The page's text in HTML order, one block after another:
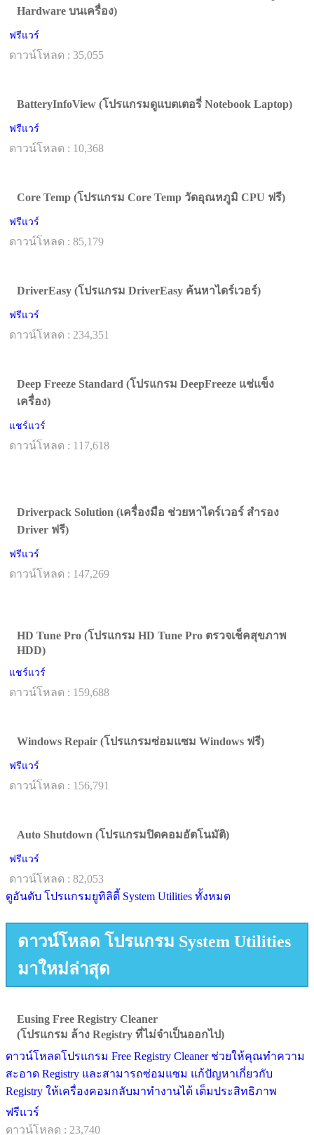
Hardware บนเครื่อง)
ฟรีแวร์
ดาวน์โหลด : 35,055
BatteryInfoView (โปรแกรมดูแบตเตอรี่ Notebook Laptop)
ฟรีแวร์
ดาวน์โหลด : 10,368
Core Temp (โปรแกรม Core Temp วัดอุณหภูมิ CPU ฟรี)
ฟรีแวร์
ดาวน์โหลด : 85,179
DriverEasy (โปรแกรม DriverEasy ค้นหาไดร์เวอร์)
ฟรีแวร์
ดาวน์โหลด : 234,351
Deep Freeze Standard (โปรแกรม DeepFreeze แช่แข็ง
เครื่อง)
แชร์แวร์
ดาวน์โหลด : 117,618
Driverpack Solution (เครื่องมือ ช่วยหาไดร์เวอร์ สำรอง
Driver ฟรี)
ฟรีแวร์
ดาวน์โหลด : 147,269
HD Tune Pro (โปรแกรม HD Tune Pro ตรวจเช็คสุขภาพ
HDD)
แชร์แวร์
ดาวน์โหลด : 159,688
Windows Repair (โปรแกรมซ่อมแซม Windows ฟรี)
ฟรีแวร์
ดาวน์โหลด : 156,791
Auto Shutdown (โปรแกรมปิดคอมอัตโนมัติ)
ฟรีแวร์
ดาวน์โหลด : 82,053
ดูอันดับ โปรแกรมยูทิลิตี้ System Utilities ทั้งหมด
ดาวน์โหลด โปรแกรม System Utilities
มาใหม่ล่าสุด
Eusing Free Registry Cleaner
(โปรแกรม ล้าง Registry ที่ไม่จำเป็นออกไป)
ดาวน์โหลดโปรแกรม Free Registry Cleaner ช่วยให้คุณทำความ
สะอาด Registry และสามารถซ่อมแซม แก้ปัญหาเกี่ยวกับ
Registry ให้เครื่องคอมกลับมาทำงานได้ เต็มประสิทธิภาพ
ฟรีแวร์
ดาวน์โหลด : 23,740